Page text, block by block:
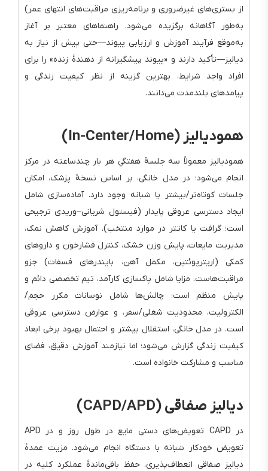
از بستری‌های غیرضروری و برنامه‌ریزی مراقبت‌های انتهای عمر)
به‌طور آگاهانه برگزیده می‌شود. راهنماهای معتبر بر آغاز
به‌موقع فرآیند آموزش و ارزیابی پیوند—حتی پیش از نیاز به
دیالیز—تأکید دارند و «پیوند پیشگیرانه از دهندهٔ زنده» را برای
افراد واجد شرایط، بهترین گزینه از نظر کیفیت زندگی و
پیامدهای بلندمدت می‌دانند.
همودیالیز (In-Center/Home)
همودیالیز معمولاً سه جلسهٔ هفتگیِ هر بار چندساعته در مرکز
انجام می‌شود؛ در مدل خانگی، بر اساس نسخهٔ پزشک، امکان
جلسات کوتاه‌تر/بیشتر یا شبانه وجود دارد. آماده‌سازی شامل
ایجاد دسترسی عروقی پایدار (فیستول شریانی–وریدی ترجیحی
است؛ گرافت یا کاتتر در موارد منتخب). آموزش کاهش نمک،
مدیریت مایعات، پایش وزن خشک، کنترل فشارخون و داروهای
کمکی (اریترپوئتین، مکمل آهن، بایندرهای فسفات) جزو
مراقبت‌هاست. مزایا شامل پاکسازی کارآمد، تیم تخصصی دائم و
پایش منظم است؛ چالش‌ها شامل نوسانات مکرر حجم/
الکترولیت، محدودیت شغلی/سفر، و عوارض دسترسی عروقی
است. در مدل خانگی، استقلال بیشتر و احتمال بهبود برخی ابعاد
کیفیت زندگی گزارش می‌شود؛ اما نیازمند آموزش دقیق، فضای
مناسب و مشارکت خانواده است.
دیالیز صفاقی (CAPD/APD)
در CAPD تعویض‌های دستی مایع در طول روز و در APD
تعویض خودکار شبانه با دستگاه انجام می‌شود. مزیت عمدهٔ
دیالیز صفاقی انعطاف‌پذیری، حفظ باقی‌ماندهٔ عملکرد کلیه در